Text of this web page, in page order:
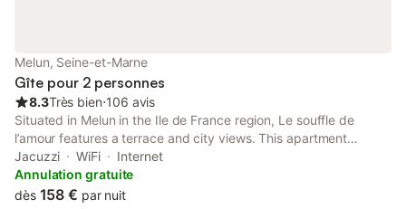
Melun, Seine-et-Marne
Gîte pour 2 personnes
8.3Très bien⋅106 avis
Situated in Melun in the Ile de France region, Le souffle de
l’amour features a terrace and city views. This apartment
features accommodation with a balcony. Featuring free WiFi
throughout the property, the non-smoking apartment has a hot
tub.
Jacuzzi WiFi
Internet
Annulation gratuite
dès 158 € par nuit